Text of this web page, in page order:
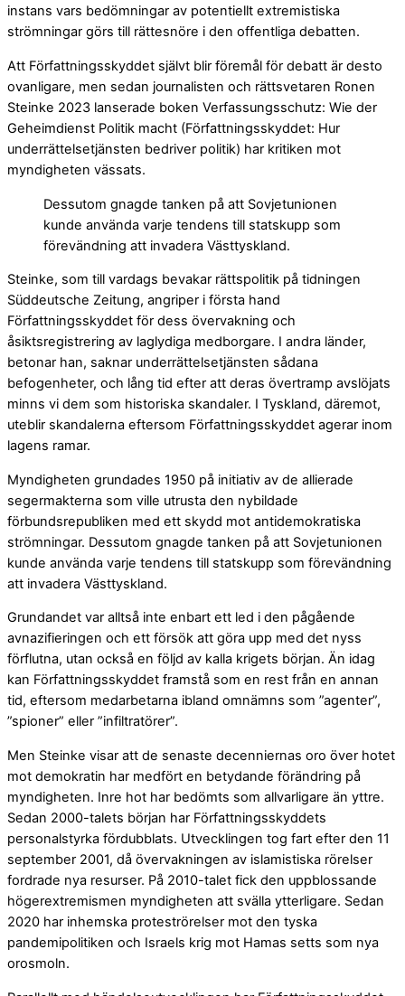
instans vars bedömningar av potentiellt extremistiska
strömningar görs till rättesnöre i den offentliga debatten.
Att Författningsskyddet självt blir föremål för debatt är desto
ovanligare, men sedan journalisten och rättsvetaren Ronen
Steinke 2023 lanserade boken Verfassungsschutz: Wie der
Geheimdienst Politik macht (Författningsskyddet: Hur
underrättelsetjänsten bedriver politik) har kritiken mot
myndigheten vässats.
Dessutom gnagde tanken på att Sovjetunionen
kunde använda varje tendens till statskupp som
förevändning att invadera Västtyskland.
Steinke, som till vardags bevakar rättspolitik på tidningen
Süddeutsche Zeitung, angriper i första hand
Författningsskyddet för dess övervakning och
åsiktsregistrering av laglydiga medborgare. I andra länder,
betonar han, saknar underrättelsetjänsten sådana
befogenheter, och lång tid efter att deras övertramp avslöjats
minns vi dem som historiska skandaler. I Tyskland, däremot,
uteblir skandalerna eftersom Författningsskyddet agerar inom
lagens ramar.
Myndigheten grundades 1950 på initiativ av de allierade
segermakterna som ville utrusta den nybildade
förbundsrepubliken med ett skydd mot antidemokratiska
strömningar. Dessutom gnagde tanken på att Sovjetunionen
kunde använda varje tendens till statskupp som förevändning
att invadera Västtyskland.
Grundandet var alltså inte enbart ett led i den pågående
avnazifieringen och ett försök att göra upp med det nyss
förflutna, utan också en följd av kalla krigets början. Än idag
kan Författningsskyddet framstå som en rest från en annan
tid, eftersom medarbetarna ibland omnämns som ”agenter”,
”spioner” eller ”infiltratörer”.
Men Steinke visar att de senaste decenniernas oro över hotet
mot demokratin har medfört en betydande förändring på
myndigheten. Inre hot har bedömts som allvarligare än yttre.
Sedan 2000-talets början har Författningsskyddets
personalstyrka fördubblats. Utvecklingen tog fart efter den 11
september 2001, då övervakningen av islamistiska rörelser
fordrade nya resurser. På 2010-talet fick den uppblossande
högerextremismen myndigheten att svälla ytterligare. Sedan
2020 har inhemska proteströrelser mot den tyska
pandemipolitiken och Israels krig mot Hamas setts som nya
orosmoln.